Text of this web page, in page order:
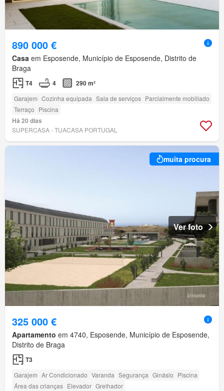
890 000 €
Casa em Esposende, Município de Esposende, Distrito de
Braga
T4 4 290 m²
Garajem Cozinha equipada Sala de serviços Parcialmente mobiliado
Terraço Piscina
Há 20 dias
SUPERCASA - TUACASA PORTUGAL
muita procura
Ver foto
325 000 €
Apartamento em 4740, Esposende, Município de Esposende,
Distrito de Braga
T3
Garajem Ar Condicionado Varanda Segurança Ginásio Piscina
Área das crianças Elevador Grelhador